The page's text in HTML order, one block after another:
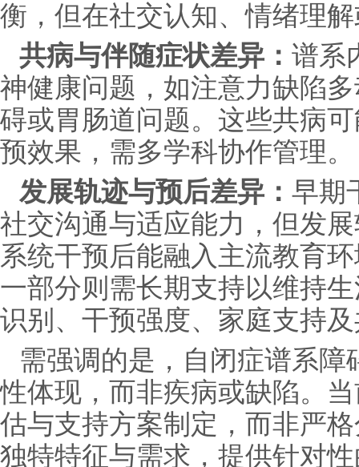
衡，但在社交认知、情绪理
共病与伴随症状差异： 谱系
神健康问题，如注意力缺陷
碍或胃肠道问题。这些共病
预效果，需多学科协作管理。
发展轨迹与预后差异： 早期
社交沟通与适应能力，但发
系统干预后能融入主流教育
一部分则需长期支持以维持
识别、干预强度、家庭支持
需强调的是，自闭症谱系
性体现，而非疾病或缺陷。
估与支持方案制定，而非严
独特特征与需求，提供针对